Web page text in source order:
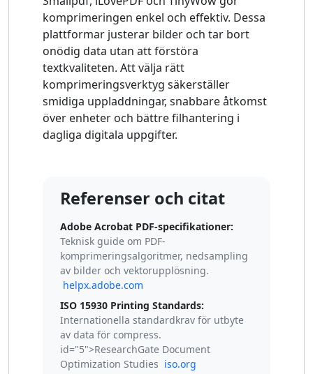
komprimeringen enkel och effektiv. Dessa
plattformar justerar bilder och tar bort
onödig data utan att förstöra
textkvaliteten. Att välja rätt
komprimeringsverktyg säkerställer
smidiga uppladdningar, snabbare åtkomst
över enheter och bättre filhantering i
dagliga digitala uppgifter.
Referenser och citat
Adobe Acrobat PDF-specifikationer:
Teknisk guide om PDF-
komprimeringsalgoritmer, nedsampling
av bilder och vektorupplösning.
helpx.adobe.com
ISO 15930 Printing Standards:
Internationella standardkrav för utbyte
av data för compress.
id="5">ResearchGate Document
Optimization Studies iso.org